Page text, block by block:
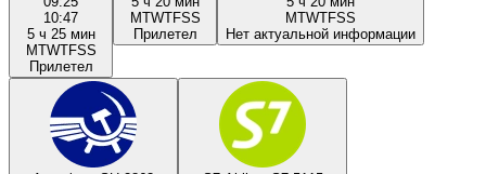
10:47
5 ч 25 мин
MTWTFSS
Прилетел
MTWTFSS
Прилетел
MTWTFSS
Нет актуальной информации